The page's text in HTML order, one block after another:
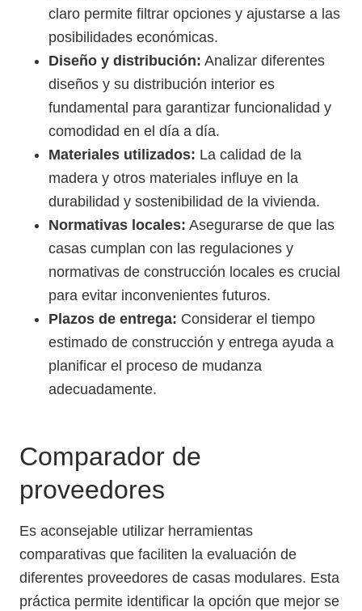
claro permite filtrar opciones y ajustarse a las
posibilidades económicas.
Diseño y distribución: Analizar diferentes
diseños y su distribución interior es
fundamental para garantizar funcionalidad y
comodidad en el día a día.
Materiales utilizados: La calidad de la
madera y otros materiales influye en la
durabilidad y sostenibilidad de la vivienda.
Normativas locales: Asegurarse de que las
casas cumplan con las regulaciones y
normativas de construcción locales es crucial
para evitar inconvenientes futuros.
Plazos de entrega: Considerar el tiempo
estimado de construcción y entrega ayuda a
planificar el proceso de mudanza
adecuadamente.
Comparador de
proveedores
Es aconsejable utilizar herramientas
comparativas que faciliten la evaluación de
diferentes proveedores de casas modulares. Esta
práctica permite identificar la opción que mejor se